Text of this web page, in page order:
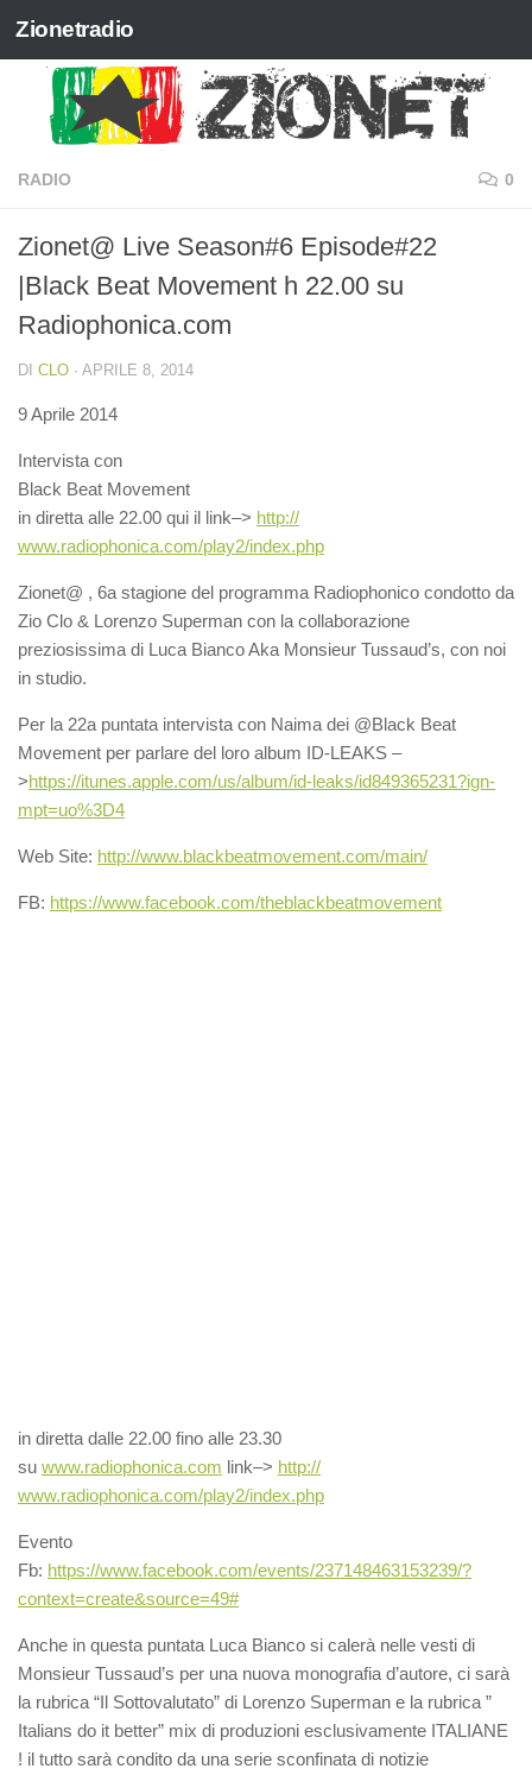
Salta al contenuto
Zionetradio
RADIO 0
Zionet@ Live Season#6 Episode#22
|Black Beat Movement h 22.00 su
Radiophonica.com
DI CLO · APRILE 8, 2014
9 Aprile 2014
Intervista con
Black Beat Movement
in diretta alle 22.00 qui il link–> http://
www.radiophonica.com/play2/index.php
Zionet@ , 6a stagione del programma Radiophonico condotto da
Zio Clo & Lorenzo Superman con la collaborazione
preziosissima di Luca Bianco Aka Monsieur Tussaud’s, con noi
in studio.
Per la 22a puntata intervista con Naima dei @Black Beat
Movement per parlare del loro album ID-LEAKS –
>https://itunes.apple.com/us/album/id-leaks/id849365231?ign-
mpt=uo%3D4
Web Site: http://www.blackbeatmovement.com/main/
FB: https://www.facebook.com/theblackbeatmovement
in diretta dalle 22.00 fino alle 23.30
su www.radiophonica.com link–> http://
www.radiophonica.com/play2/index.php
Evento
Fb: https://www.facebook.com/events/237148463153239/?
context=create&source=49#
Anche in questa puntata Luca Bianco si calerà nelle vesti di
Monsieur Tussaud’s per una nuova monografia d’autore, ci sarà
la rubrica “Il Sottovalutato” di Lorenzo Superman e la rubrica ”
Italians do it better” mix di produzioni esclusivamente ITALIANE
! il tutto sarà condito da una serie sconfinata di notizie